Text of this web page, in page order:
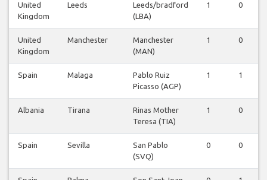
United
Kingdom
Leeds
Leeds/bradford
(LBA)
1 0
United
Kingdom
Manchester
Manchester
(MAN)
1 0
Spain Malaga
Pablo Ruiz
Picasso (AGP)
1 1
Albania Tirana
Rinas Mother
Teresa (TIA)
1 0
Spain Sevilla
San Pablo
(SVQ)
0 0